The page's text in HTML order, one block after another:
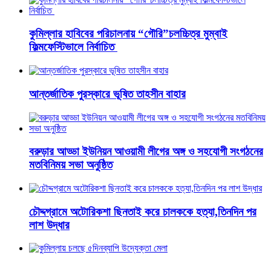
কুমিল্লার হাবিবের পরিচালনায় “গৌরি”চলচ্চিত্র মুম্বাই
ফিল্মফেস্টিভালে নির্বাচিত
আন্তর্জাতিক পুরস্কারে ভূষিত তাহসীন বাহার
বরুড়ার আড্ডা ইউনিয়ন আওয়ামী লীগের অঙ্গ ও সহযোগী সংগঠনের
মতবিনিময় সভা অনুষ্ঠিত
চৌদ্দগ্রামে অটোরিকশা ছিনতাই করে চালককে হত্যা,তিনদিন পর
লাশ উদ্ধার